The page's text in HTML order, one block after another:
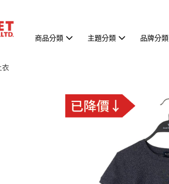
商品分類 主題分類 品牌分類
衣